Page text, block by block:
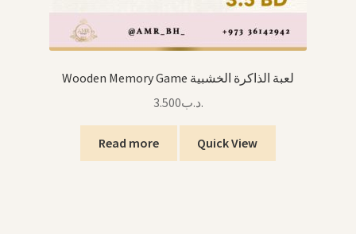
Wooden Memory Game لعبة الذاكرة الخشبية
.د.ب3.500
Read more Quick View